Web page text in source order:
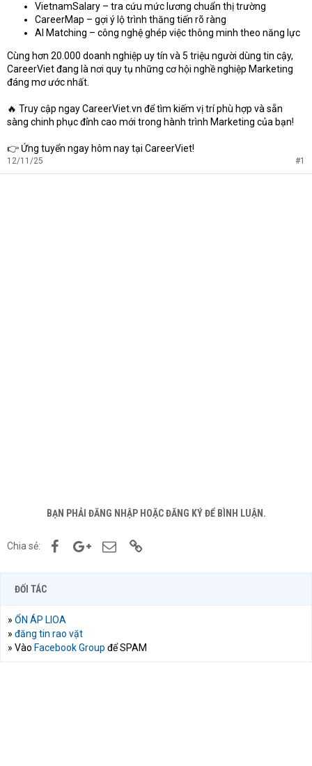
VietnamSalary – tra cứu mức lương chuẩn thị trường
CareerMap – gợi ý lộ trình thăng tiến rõ ràng
AI Matching – công nghệ ghép việc thông minh theo năng lực
Cùng hơn 20.000 doanh nghiệp uy tín và 5 triệu người dùng tin cậy,
CareerViet đang là nơi quy tụ những cơ hội nghề nghiệp Marketing
đáng mơ ước nhất.
🔥 Truy cập ngay CareerViet.vn để tìm kiếm vị trí phù hợp và sẵn
sàng chinh phục đỉnh cao mới trong hành trình Marketing của bạn!
👉 Ứng tuyển ngay hôm nay tại CareerViet!
12/11/25 #1
BẠN PHẢI ĐĂNG NHẬP HOẶC ĐĂNG KÝ ĐỂ BÌNH LUẬN.
Chia sẻ: FacebookGoogle+Email
ĐỐI TÁC
» ỔN ÁP LIOA
» đăng tin rao vặt
» Vào Facebook Group để SPAM